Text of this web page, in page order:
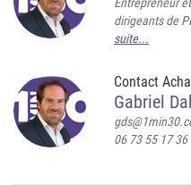
Entrepreneur
dirigeants de
suite...
Contact
Gabriel
06 73 55 17 36